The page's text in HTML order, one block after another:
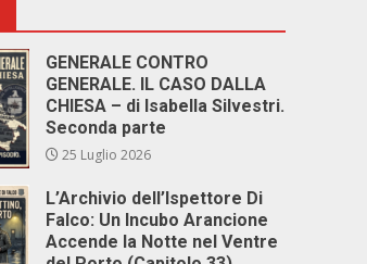
GENERALE CONTRO
GENERALE. IL CASO DALLA
CHIESA – di Isabella Silvestri.
Seconda parte
25 Luglio 2026
L’Archivio dell’Ispettore Di
Falco: Un Incubo Arancione
Accende la Notte nel Ventre